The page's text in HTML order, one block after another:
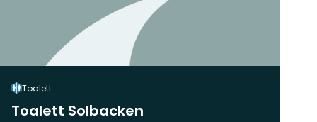
Toalett
Toalett Solbacken